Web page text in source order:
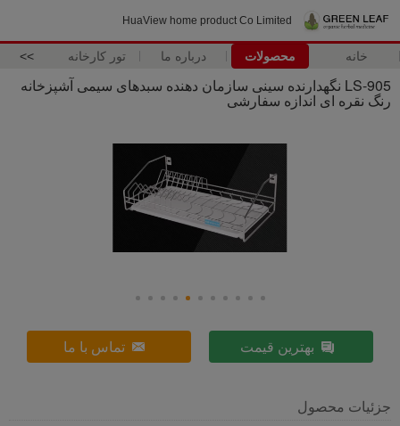
HuaView home product Co Limited
خانه محصولات درباره ما تور کارخانه >>
LS-905 نگهدارنده سینی سازمان دهنده سبدهای سیمی آشپزخانه
رنگ نقره ای اندازه سفارشی
بهترین قیمت تماس با ما
جزئیات محصول